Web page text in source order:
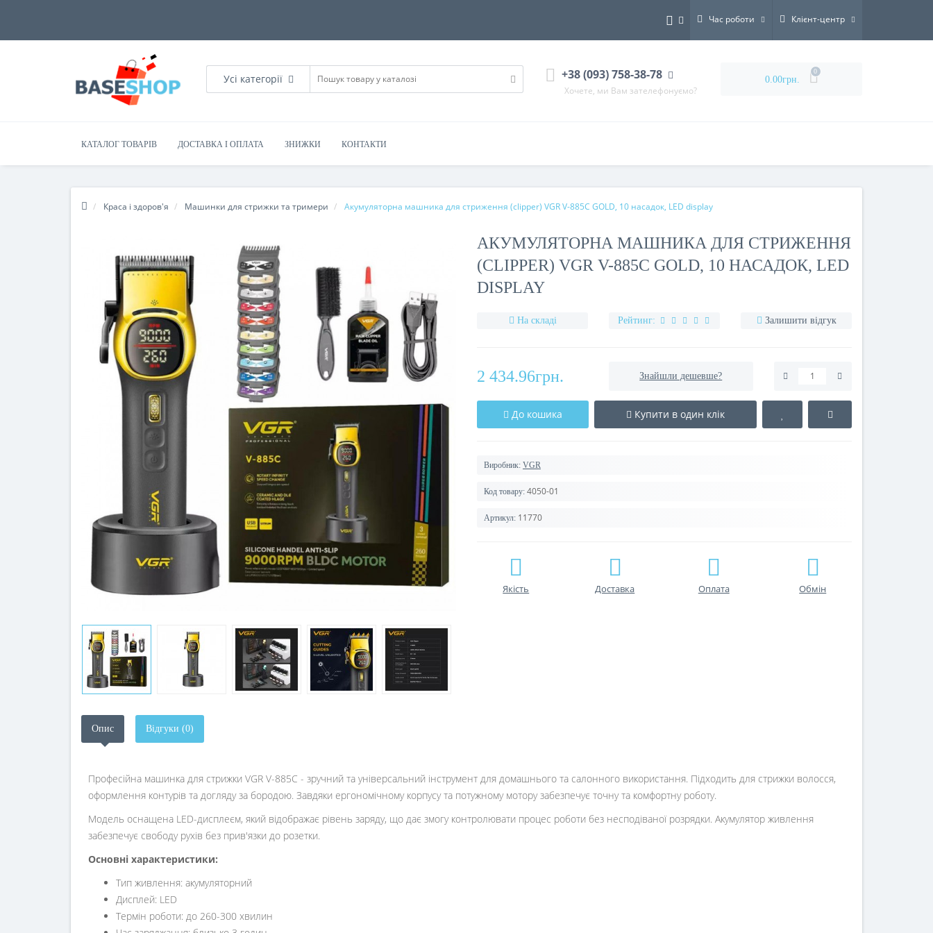
Час роботи Клієнт-центр
Усі категорії +38 (093) 758-38-78
Хочете, ми Вам зателефонуємо?
0.00грн.
0
КАТАЛОГ ТОВАРІВ ДОСТАВКА І ОПЛАТА ЗНИЖКИ КОНТАКТИ
Краса і здоров'я Машинки для стрижки та тримери Акумуляторна машника для стриження (clipper) VGR V-885C GOLD, 10 насадок, LED display
АКУМУЛЯТОРНА МАШНИКА ДЛЯ СТРИЖЕННЯ
(CLIPPER) VGR V-885C GOLD, 10 НАСАДОК, LED
DISPLAY
На складі Рейтинг: Залишити відгук
2 434.96грн. Знайшли дешевше?
До кошика Купити в один клік
Виробник: VGR
Код товару: 4050-01
Артикул: 11770
Якість Доставка Оплата Обмін
Опис Відгуки (0)
Професійна машинка для стрижки VGR V-885C - зручний та універсальний інструмент для домашнього та салонного використання. Підходить для стрижки волосся,
оформлення контурів та догляду за бородою. Завдяки ергономічному корпусу та потужному мотору забезпечує точну та комфортну роботу.
Модель оснащена LED-дисплеєм, який відображає рівень заряду, що дає змогу контролювати процес роботи без несподіваної розрядки. Акумулятор живлення
забезпечує свободу рухів без прив'язки до розетки.
Основні характеристики:
Тип живлення: акумуляторний
Дисплей: LED
Термін роботи: до 260-300 хвилин